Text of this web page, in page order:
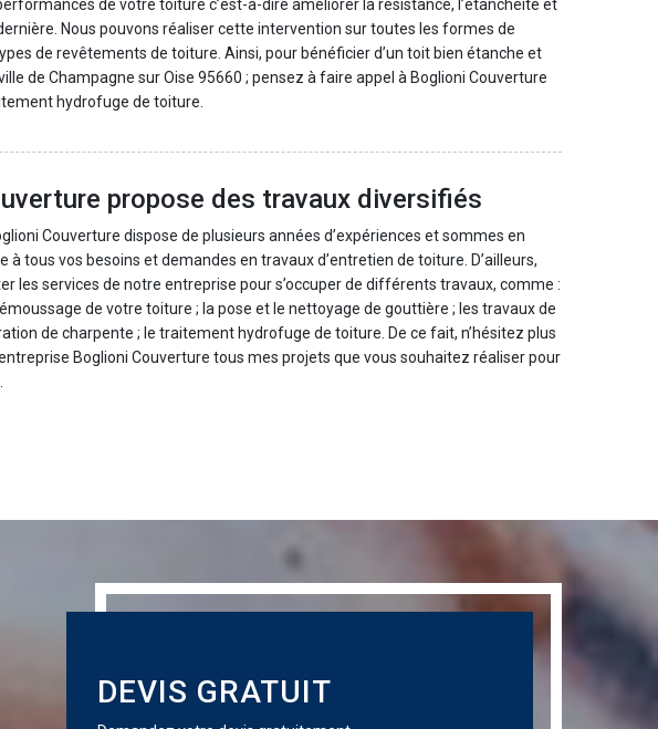
de votre toiture c’est-à-dire améliorer la résistance, l’étanchéité et
Nous pouvons réaliser cette intervention sur toutes les formes de
de revêtements de toiture. Ainsi, pour bénéficier d’un toit bien étanche et
de Champagne sur Oise 95660 ; pensez à faire appel à Boglioni Couverture
hydrofuge de toiture.
propose des travaux diversifiés
Couverture dispose de plusieurs années d’expériences et sommes en
à tous vos besoins et demandes en travaux d’entretien de toiture. D’ailleurs,
les services de notre entreprise pour s’occuper de différents travaux, comme :
de votre toiture ; la pose et le nettoyage de gouttière ; les travaux de
de charpente ; le traitement hydrofuge de toiture. De ce fait, n’hésitez plus
Boglioni Couverture tous mes projets que vous souhaitez réaliser pour
DEVIS GRATUIT